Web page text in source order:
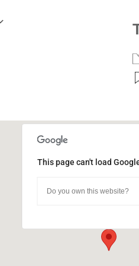
This page can't load
Do you own this website?